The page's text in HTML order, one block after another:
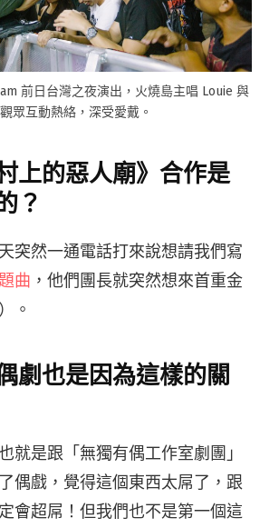
前日台灣之夜演出，火燒島主唱 Louie 與
觀眾互動熱絡，深受愛戴。
上的惡人廟》合作是
？
突然一通電話打來說想請我們寫
曲 ，他們團長就突然想來首重金
。
劇也是因為這樣的關
就是跟「無獨有偶工作室劇團」
偶戲，覺得這個東西太屌了，跟
會超屌！但我們也不是第一個這